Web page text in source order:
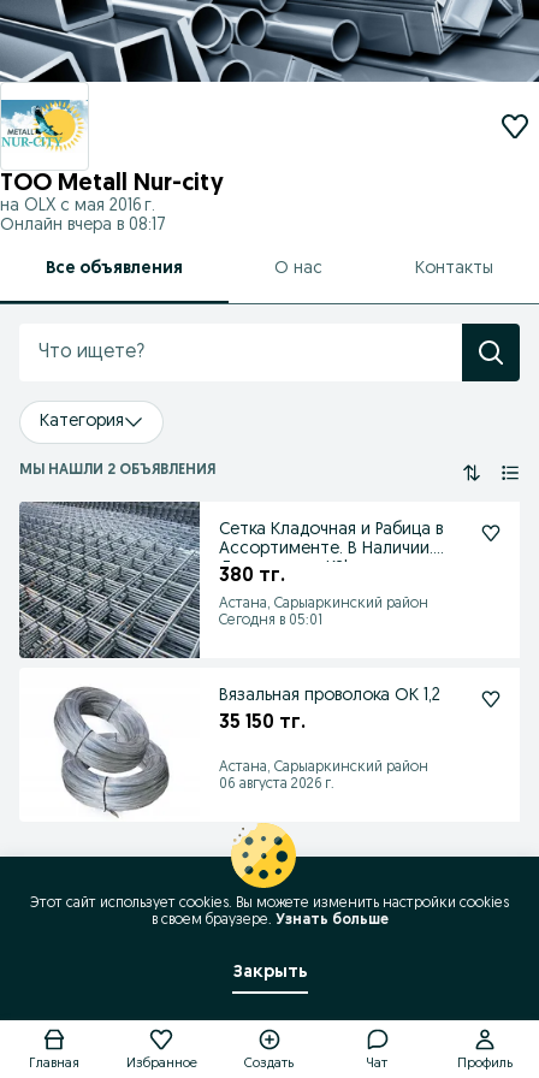
ТОО Metall Nur-city
на OLX с мая 2016 г.
Онлайн вчера в 08:17
Все объявления О нас Контакты
Категория
МЫ НАШЛИ 2 ОБЪЯВЛЕНИЯ
Сетка Кладочная и Рабица в
Ассортименте. В Наличии.
Доставка по КЗ!
380 тг.
Астана, Сарыаркинский район
Сегодня в 05:01
Вязальная проволока ОК 1,2
35 150 тг.
Астана, Сарыаркинский район
06 августа 2026 г.
Позвонить / SMS
Главная Избранное Создать Чат Профиль
Этот сайт использует cookies. Вы можете изменить настройки cookies
в своeм браузере. Узнать больше
Закрыть